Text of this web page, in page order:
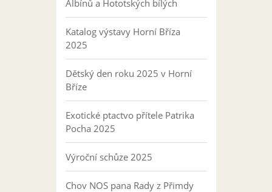
Albínů a Hototských bílých
Katalog výstavy Horní Bříza
2025
Dětský den roku 2025 v Horní
Bříze
Exotické ptactvo přítele Patrika
Pocha 2025
Výroční schůze 2025
Chov NOS pana Rady z Přimdy